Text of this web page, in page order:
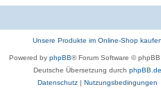
Unsere Produkte im Online-Shop kaufen
Powered by phpBB® Forum Software © phpBB
Deutsche Übersetzung durch phpBB.de
Datenschutz| Nutzungsbedingungen